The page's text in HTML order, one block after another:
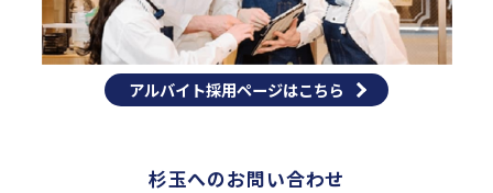
アルバイト採用ページはこちら
杉玉へのお問い合わせ